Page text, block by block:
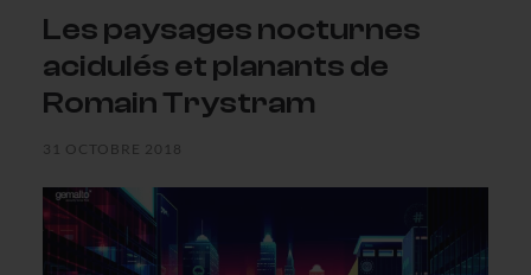
Les paysages nocturnes
acidulés et planants de
Romain Trystram
31 OCTOBRE 2018